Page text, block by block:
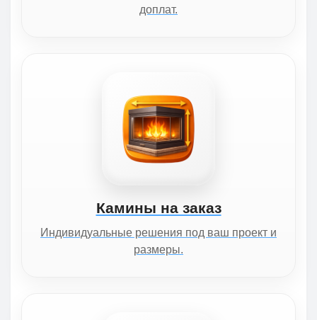
доплат.
Камины на заказ
Индивидуальные решения под ваш проект и
размеры.